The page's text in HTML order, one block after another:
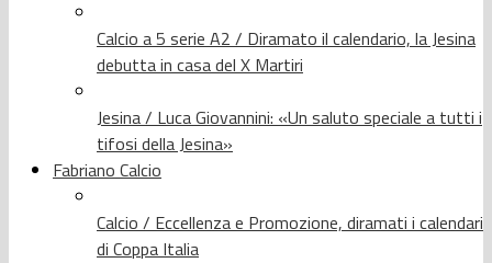
Calcio a 5 serie A2 / Diramato il calendario, la Jesina
debutta in casa del X Martiri
Jesina / Luca Giovannini: «Un saluto speciale a tutti i
tifosi della Jesina»
Fabriano Calcio
Calcio / Eccellenza e Promozione, diramati i calendari
di Coppa Italia